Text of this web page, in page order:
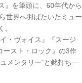
』を筆頭に、60年代から
世界へ羽ばたいたミュー
・ヴォイス』『スージ
スト・ロック』の3作
メンタリー“と銘打ち一